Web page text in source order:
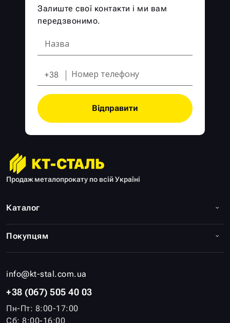
Продаж металопрокату по всій Україні
info@kt-stal.com.ua
+38 (067) 505 40 03
Пн-Пт: 8:00-17:00
Сб: 8:00-16:00
Каталог
Покупцям
Залиште свої контакти і ми вам
передзвонимо.
+38
Відправити